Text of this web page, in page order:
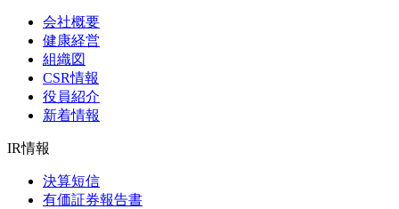
会社概要
健康経営
組織図
CSR情報
役員紹介
新着情報
IR情報
決算短信
有価証券報告書